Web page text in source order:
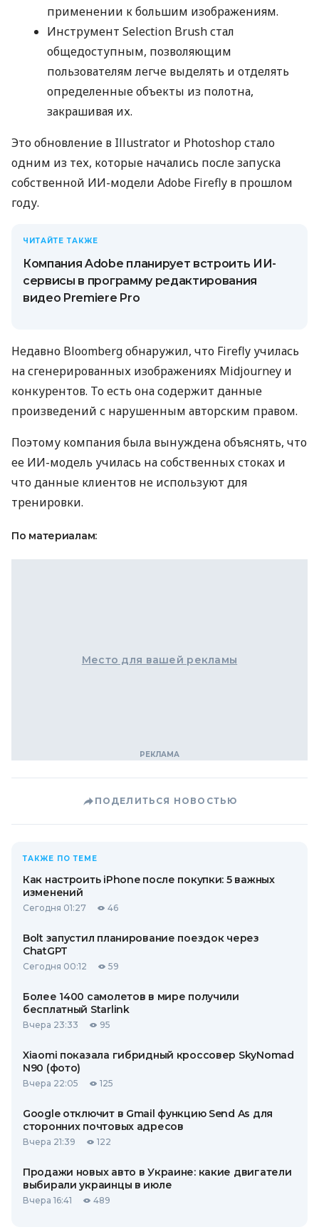
применении к большим изображениям.
Инструмент Selection Brush стал
общедоступным, позволяющим
пользователям легче выделять и отделять
определенные объекты из полотна,
закрашивая их.
Это обновление в Illustrator и Photoshop стало
одним из тех, которые начались после запуска
собственной ИИ-модели Adobe Firefly в прошлом
году.
ЧИТАЙТЕ ТАКЖЕ
Компания Adobe планирует встроить ИИ-
сервисы в программу редактирования
видео Premiere Pro
Недавно Bloomberg обнаружил, что Firefly училась
на сгенерированных изображениях Midjourney и
конкурентов. То есть она содержит данные
произведений с нарушенным авторским правом.
Поэтому компания была вынуждена объяснять, что
ее ИИ-модель училась на собственных стоках и
что данные клиентов не используют для
тренировки.
По материалам:
Место для вашей рекламы
ПОДЕЛИТЬСЯ НОВОСТЬЮ
ТАКЖЕ ПО ТЕМЕ
Как настроить iPhone после покупки: 5 важных
изменений
Сегодня 01:27 46
Bolt запустил планирование поездок через
ChatGPT
Сегодня 00:12 59
Более 1400 самолетов в мире получили
бесплатный Starlink
Вчера 23:33 95
Xiaomi показала гибридный кроссовер SkyNomad
N90 (фото)
Вчера 22:05 125
Google отключит в Gmail функцию Send As для
сторонних почтовых адресов
Вчера 21:39 122
Продажи новых авто в Украине: какие двигатели
выбирали украинцы в июле
Вчера 16:41 489